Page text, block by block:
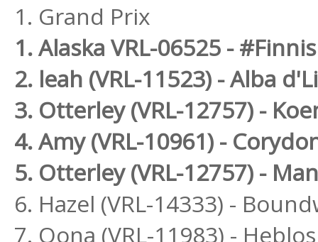
1. Grand Prix
1. Alaska VRL-06525 -
2. leah (VRL-11523) - Alba
3. Otterley (VRL-12757) -
4. Amy (VRL-10961) -
5. Otterley (VRL-12757) -
6. Hazel (VRL-14333) -
7. Oona (VRL-11983) - Heblos